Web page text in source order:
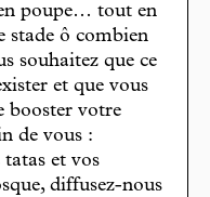
poupe… tout en
stade ô combien
souhaitez que ce
et que vous
booster votre
de vous :
tatas et vos
diffusez-nous